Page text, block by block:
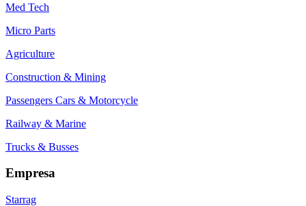
Med Tech
Micro Parts
Agriculture
Construction & Mining
Passengers Cars & Motorcycle
Railway & Marine
Trucks & Busses
Empresa
Starrag